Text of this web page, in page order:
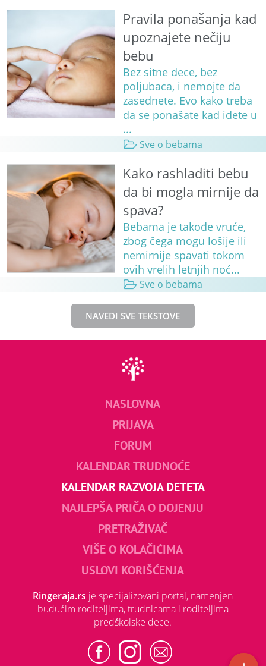
Pravila ponašanja kad
upoznajete nečiju
bebu
Bez sitne dece, bez
poljubaca, i nemojte da
zasednete. Evo kako treba
da se ponašate kad idete u
...
Sve o bebama
Kako rashladiti bebu
da bi mogla mirnije da
spava?
Bebama je takođe vruće,
zbog čega mogu lošije ili
nemirnije spavati tokom
ovih vrelih letnjih noć...
Sve o bebama
NAVEDI SVE TEKSTOVE
NASLOVNA
PRIJAVA
FORUM
KALENDAR TRUDNOĆE
KALENDAR RAZVOJA DETETA
NAJLEPŠA PRIČA O DOJENJU
PRETRAŽIVAČ
VIŠE O KOLAČIĆIMA
USLOVI KORIŠĆENJA
Ringeraja.rs je specijalizovani portal, namenjen
budućim roditeljima, trudnicama i roditeljima
predškolske dece.